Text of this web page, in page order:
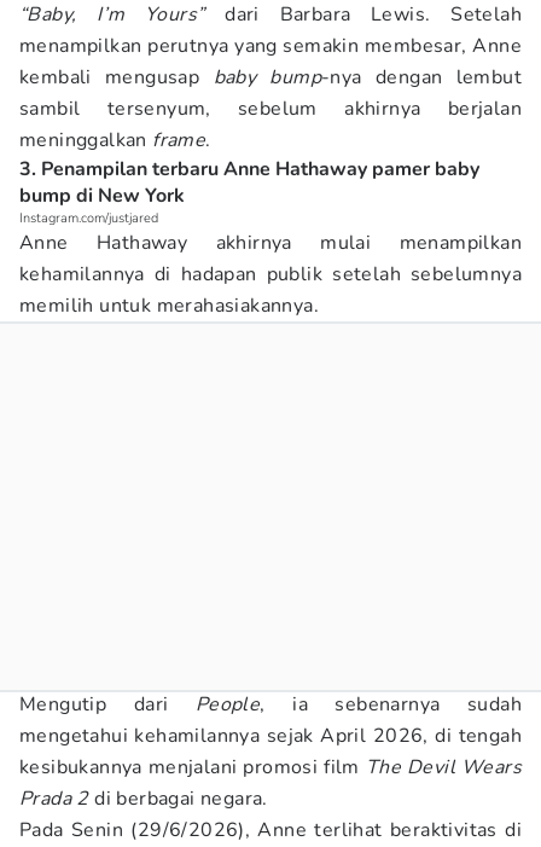
“Baby, I’m Yours”dari Barbara Lewis. Setelah
menampilkan perutnya yang semakin membesar, Anne
kembali mengusap baby bump-nya dengan lembut
sambil tersenyum, sebelum akhirnya berjalan
meninggalkan frame.
3. Penampilan terbaru Anne Hathaway pamer baby
bump di New York
Instagram.com/justjared
Anne Hathaway akhirnya mulai menampilkan
kehamilannya di hadapan publik setelah sebelumnya
memilih untuk merahasiakannya.
Mengutip dari People, ia sebenarnya sudah
mengetahui kehamilannya sejak April 2026, di tengah
kesibukannya menjalani promosi film The Devil Wears
Prada 2di berbagai negara.
Pada Senin (29/6/2026), Anne terlihat beraktivitas di